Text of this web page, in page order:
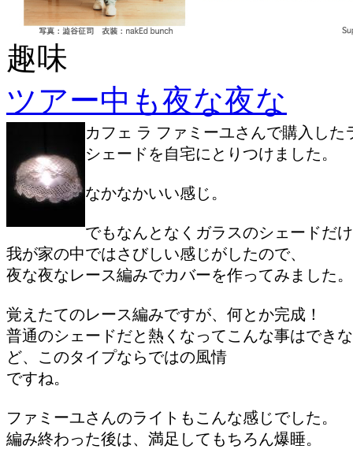
趣味
ツアー中も夜な夜な
カフェ ラ ファミーユさんで購入した
シェードを自宅にとりつけました。
なかなかいい感じ。
でもなんとなくガラスのシェードだ
我が家の中ではさびしい感じがしたので、
夜な夜なレース編みでカバーを作ってみました。
覚えたてのレース編みですが、何とか完成！
普通のシェードだと熱くなってこんな事はでき
ど、このタイプならではの風情
ですね。
ファミーユさんのライトもこんな感じでした。
編み終わった後は、満足してもちろん爆睡。